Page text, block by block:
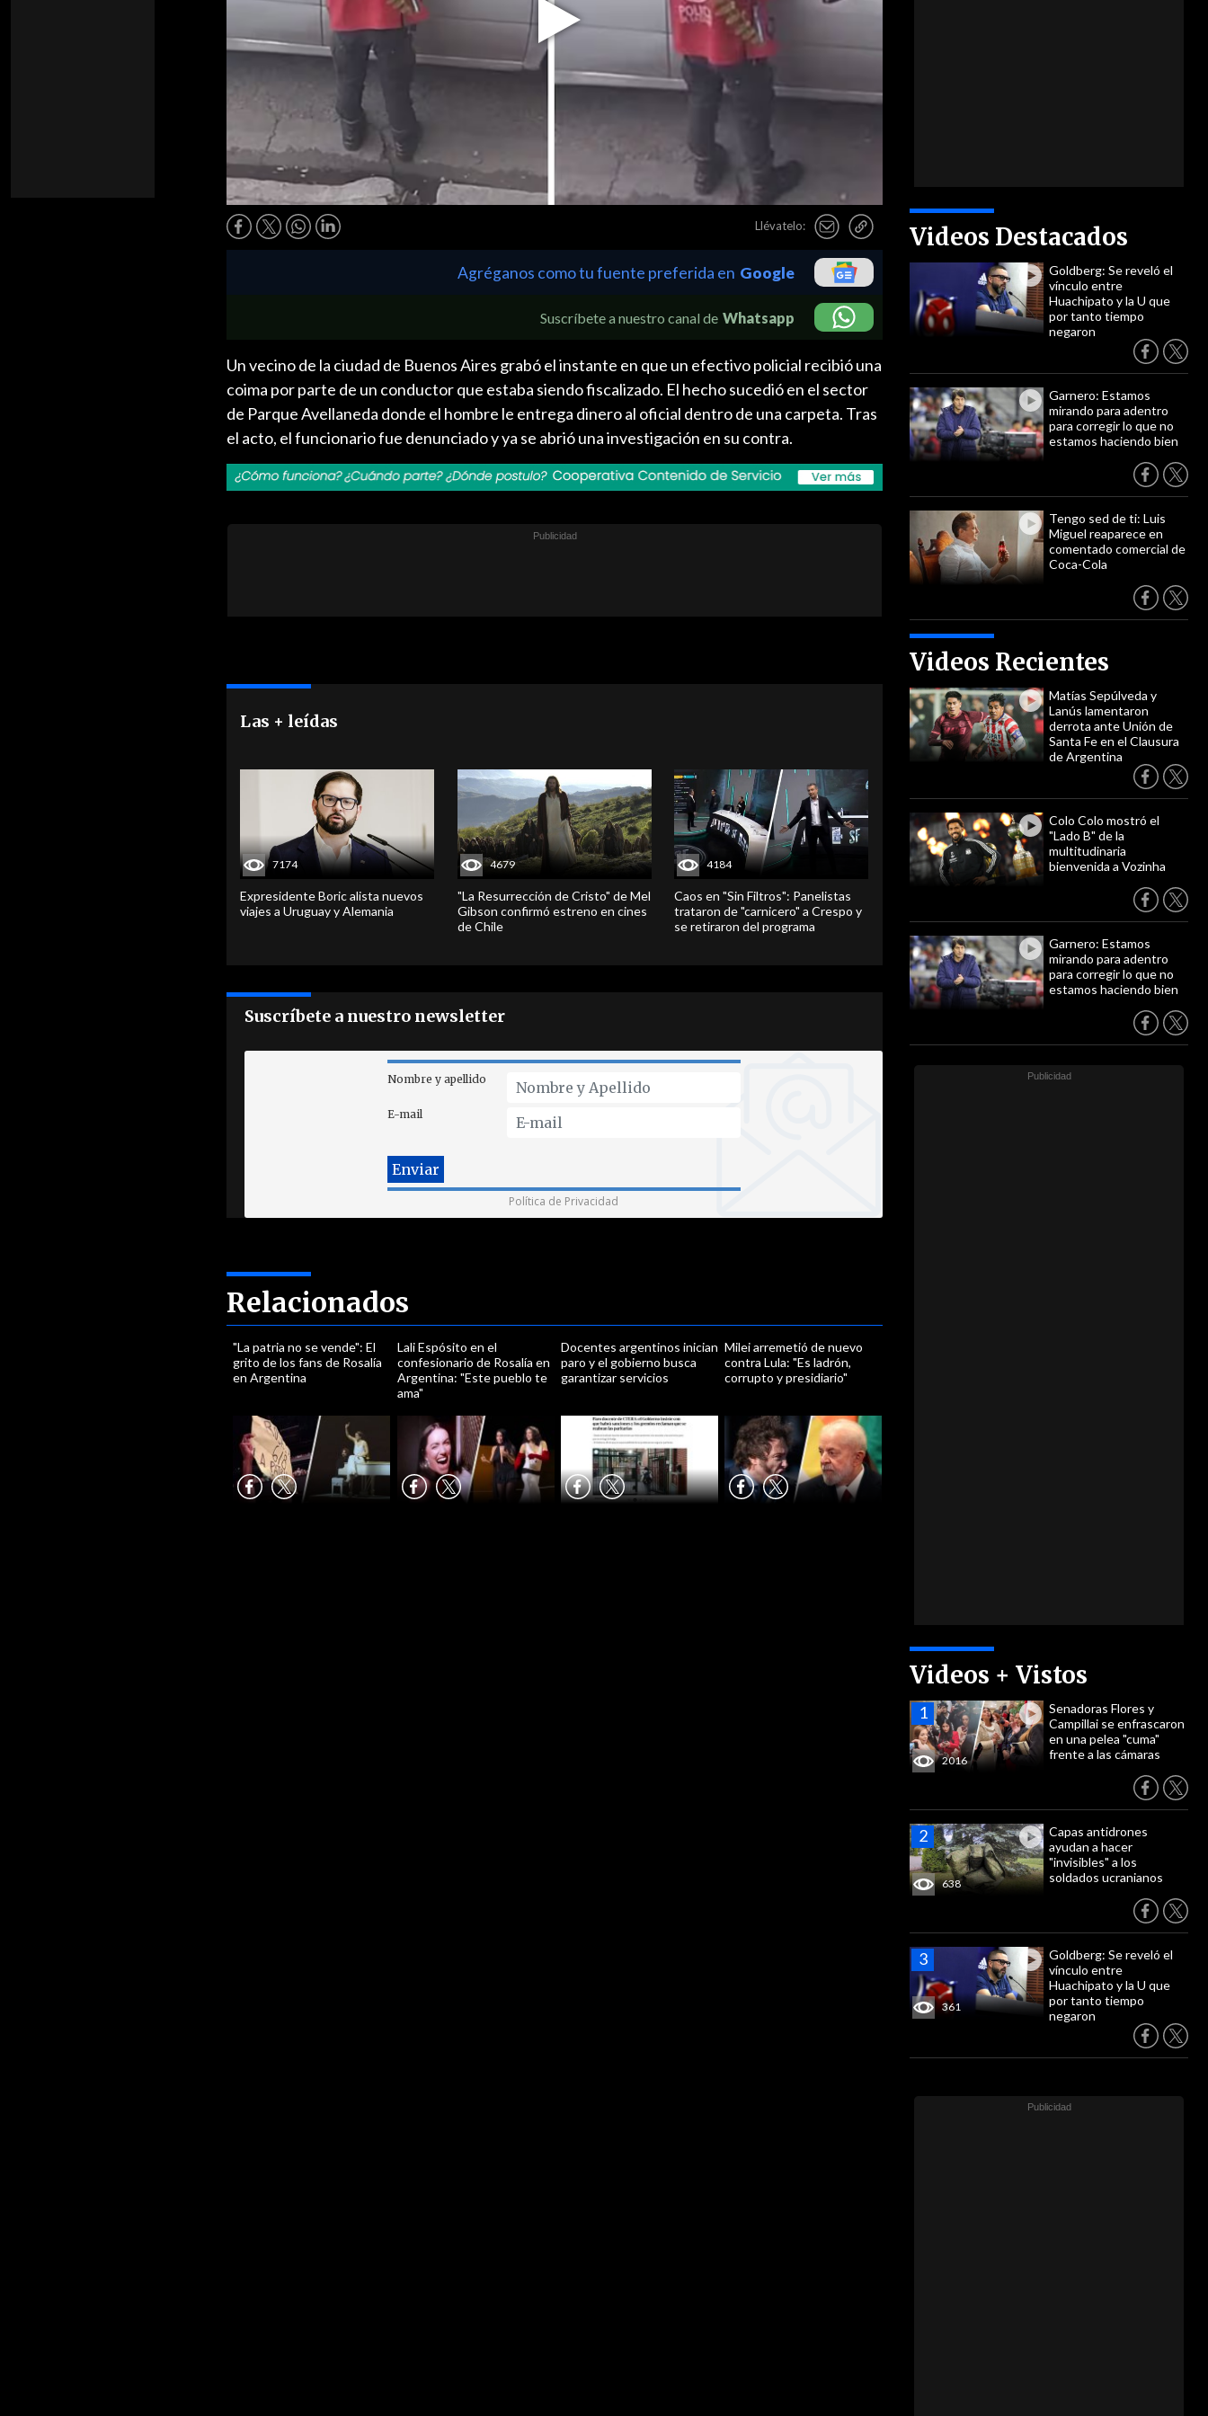
Play
Video
Llévatelo: Videos Destacados
Goldberg: Se reveló el
vínculo entre
Huachipato y la U que
por tanto tiempo
negaron
Garnero: Estamos
mirando para adentro
para corregir lo que no
estamos haciendo bien
Tengo sed de ti: Luis
Miguel reaparece en
comentado comercial de
Coca-Cola
Videos Recientes
Matías Sepúlveda y
Lanús lamentaron
derrota ante Unión de
Santa Fe en el Clausura
de Argentina
Colo Colo mostró el
"Lado B" de la
multitudinaria
bienvenida a Vozinha
Garnero: Estamos
mirando para adentro
para corregir lo que no
estamos haciendo bien
Videos + Vistos
2016
Senadoras Flores y
Campillai se enfrascaron
en una pelea "cuma"
frente a las cámaras
638
Capas antidrones
ayudan a hacer
"invisibles" a los
soldados ucranianos
361
Goldberg: Se reveló el
vínculo entre
Huachipato y la U que
por tanto tiempo
negaron
Agréganos como tu fuente preferida en Google
Suscríbete a nuestro canal de Whatsapp
Un vecino de la ciudad de Buenos Aires grabó el instante en que un efectivo policial recibió una
coima por parte de un conductor que estaba siendo fiscalizado. El hecho sucedió en el sector
de Parque Avellaneda donde el hombre le entrega dinero al oficial dentro de una carpeta. Tras
el acto, el funcionario fue denunciado y ya se abrió una investigación en su contra.
Las + leídas
7174
Expresidente Boric alista nuevos
viajes a Uruguay y Alemania
4679
"La Resurrección de Cristo" de Mel
Gibson confirmó estreno en cines
de Chile
4184
Caos en "Sin Filtros": Panelistas
trataron de "carnicero" a Crespo y
se retiraron del programa
Suscríbete a nuestro newsletter
Nombre y apellido
E-mail
Política de Privacidad
Relacionados
"La patria no se vende": El
grito de los fans de Rosalía
en Argentina
Lali Espósito en el
confesionario de Rosalía en
Argentina: "Este pueblo te
ama"
Docentes argentinos inician
paro y el gobierno busca
garantizar servicios
Milei arremetió de nuevo
contra Lula: "Es ladrón,
corrupto y presidiario"